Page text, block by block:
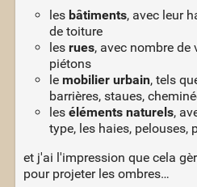
les bâtiments, avec leur
de toiture
les rues, avec nombre de
piétons
le mobilier urbain, tels
barrières, staues,
les éléments naturels,
type, les haies, pelouses,
et j'ai l'impression que cela
pour projeter les ombres…